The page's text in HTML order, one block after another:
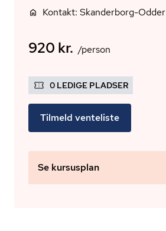
Kontakt: Skanderborg-Odder
920 kr. /person
0 LEDIGE PLADSER
Tilmeld venteliste
Se kursusplan